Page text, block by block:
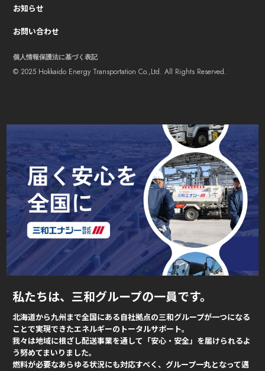
お知らせ
お問い合わせ
個人情報保護法に基づく表記
© 2025 Hokkaido Energy Transportation Co.,Ltd. All Rights Reserved.
私たちは、三和グループの一員です。
北海道から九州まで全国にある自社拠点の三和グループが一つになる
ことで実現できたエネルギーのトータルサポート。
我々は地域に根ざし配送事業を通して「安心・安全」を届けられるよ
う努めてまいりました。
燃料が必要なあらゆる状況にも対応すべく、グループ一丸となって邁